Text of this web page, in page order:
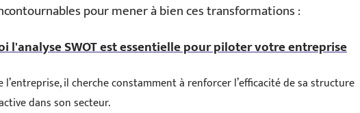
pour mener à bien ces transformations :
l'analyse SWOT est essentielle pour piloter votre entreprise
l’entreprise, il cherche constamment à renforcer l’efficacité de sa structure
dans son secteur.